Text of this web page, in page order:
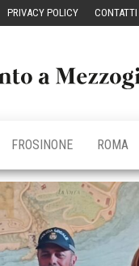
PRIVACY POLICY CONTATTI
FROSINONE ROMA